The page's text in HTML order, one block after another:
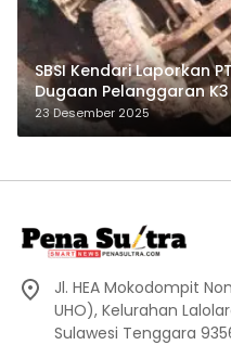
SBSI Kendari Laporkan
Dugaan Pelanggaran
23 Desember 2025
Jl. HEA Mokodompit
UHO), Kelurahan
Sulawesi Tenggara